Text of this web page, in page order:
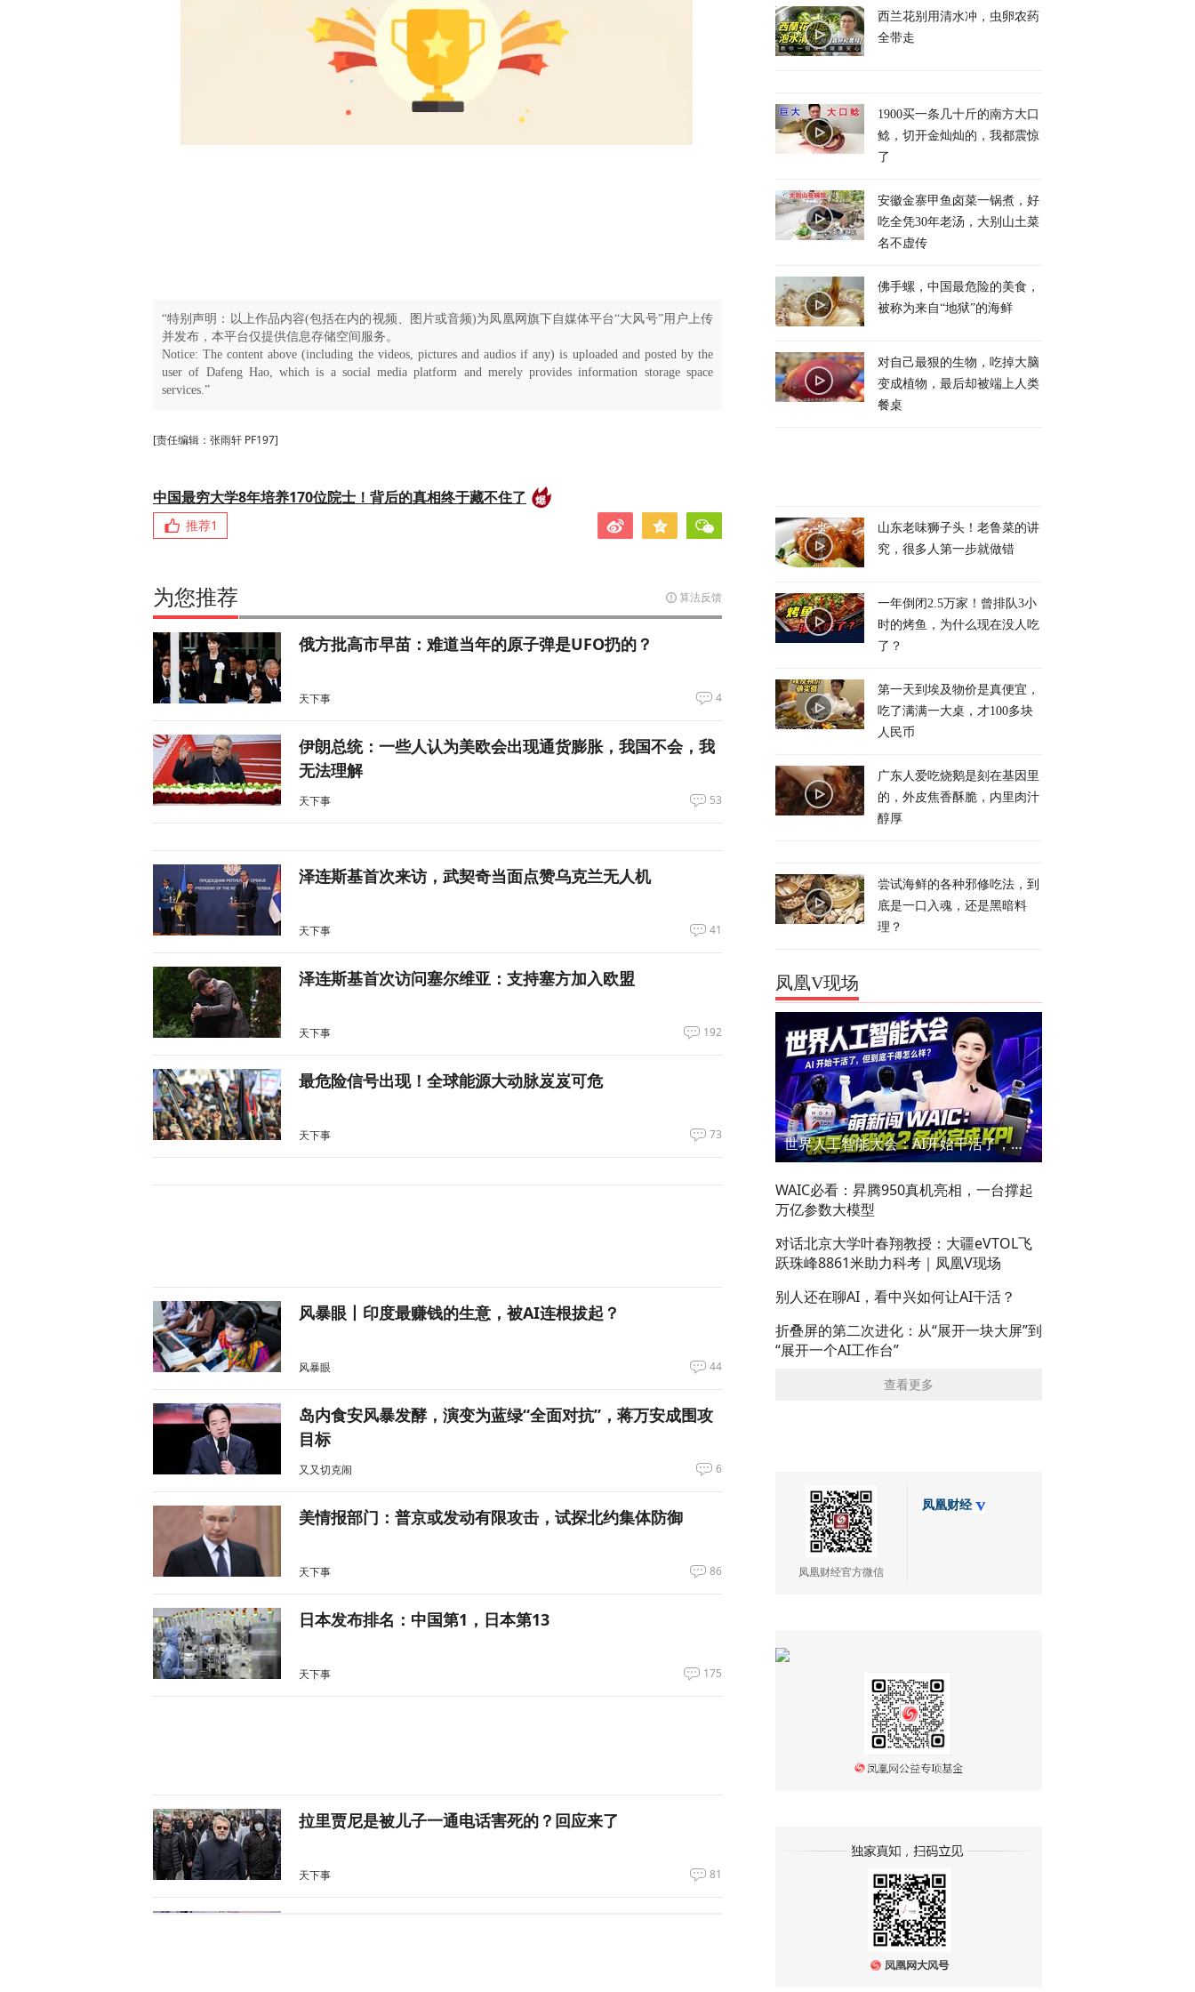
“特别声明：以上作品内容(包括在内的视频、图片或音频)为凤凰网旗下自媒体平台“大风号”用户上传
并发布，本平台仅提供信息存储空间服务。
Notice: The content above (including the videos, pictures and audios if any) is uploaded and posted by the
user of Dafeng Hao, which is a social media platform and merely provides information storage space
services.”
[责任编辑：张雨轩 PF197]
中国最穷大学8年培养170位院士！背后的真相终于藏不住了
推荐1
为您推荐 算法反馈
俄方批高市早苗：难道当年的原子弹是UFO扔的？
天下事 4
伊朗总统：一些人认为美欧会出现通货膨胀，我国不会，我
无法理解
天下事 53
泽连斯基首次来访，武契奇当面点赞乌克兰无人机
天下事 41
泽连斯基首次访问塞尔维亚：支持塞方加入欧盟
天下事 192
最危险信号出现！全球能源大动脉岌岌可危
天下事 73
风暴眼丨印度最赚钱的生意，被AI连根拔起？
风暴眼 44
岛内食安风暴发酵，演变为蓝绿“全面对抗”，蒋万安成围攻
目标
又又切克闹 6
美情报部门：普京或发动有限攻击，试探北约集体防御
天下事 86
日本发布排名：中国第1，日本第13
天下事 175
拉里贾尼是被儿子一通电话害死的？回应来了
天下事 81
西兰花别用清水冲，虫卵农药
全带走
1900买一条几十斤的南方大口
鲶，切开金灿灿的，我都震惊
了
安徽金寨甲鱼卤菜一锅煮，好
吃全凭30年老汤，大别山土菜
名不虚传
佛手螺，中国最危险的美食，
被称为来自“地狱”的海鲜
对自己最狠的生物，吃掉大脑
变成植物，最后却被端上人类
餐桌
山东老味狮子头！老鲁菜的讲
究，很多人第一步就做错
一年倒闭2.5万家！曾排队3小
时的烤鱼，为什么现在没人吃
了？
第一天到埃及物价是真便宜，
吃了满满一大桌，才100多块
人民币
广东人爱吃烧鹅是刻在基因里
的，外皮焦香酥脆，内里肉汁
醇厚
尝试海鲜的各种邪修吃法，到
底是一口入魂，还是黑暗料
理？
凤凰V现场
世界人工智能大会：AI开始干活了，但到底干的怎么样？萌新闯WAIC
WAIC必看：昇腾950真机亮相，一台撑起
万亿参数大模型
对话北京大学叶春翔教授：大疆eVTOL飞
跃珠峰8861米助力科考｜凤凰V现场
别人还在聊AI，看中兴如何让AI干活？
折叠屏的第二次进化：从“展开一块大屏”到
“展开一个AI工作台”
查看更多
凤凰财经官方微信
凤凰财经